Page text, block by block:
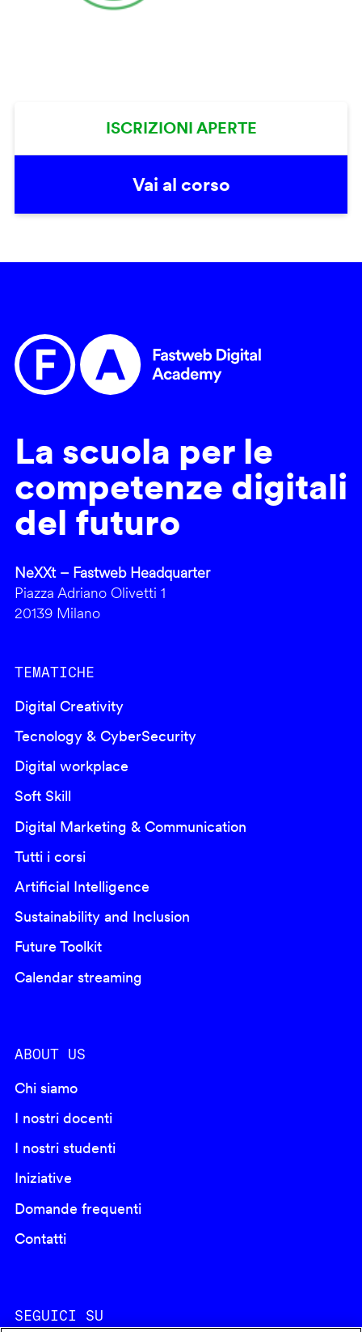
ISCRIZIONI APERTE
Vai al corso
La scuola per le
competenze digitali
del futuro
NeXXt – Fastweb Headquarter
Piazza Adriano Olivetti 1
20139 Milano
TEMATICHE
Digital Creativity
Tecnology & CyberSecurity
Digital workplace
Soft Skill
Digital Marketing & Communication
Tutti i corsi
Artificial Intelligence
Sustainability and Inclusion
Future Toolkit
Calendar streaming
ABOUT US
Chi siamo
I nostri docenti
I nostri studenti
Iniziative
Domande frequenti
Contatti
SEGUICI SU